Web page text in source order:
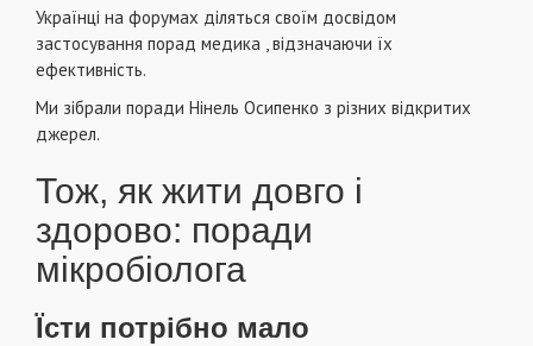
Українці на форумах діляться своїм досвідом
застосування порад медика , відзначаючи їх
ефективність.
Ми зібрали поради Нінель Осипенко з різних відкритих
джерел.
Тож, як жити довго і
здорово: поради
мікробіолога
Їсти потрібно мало